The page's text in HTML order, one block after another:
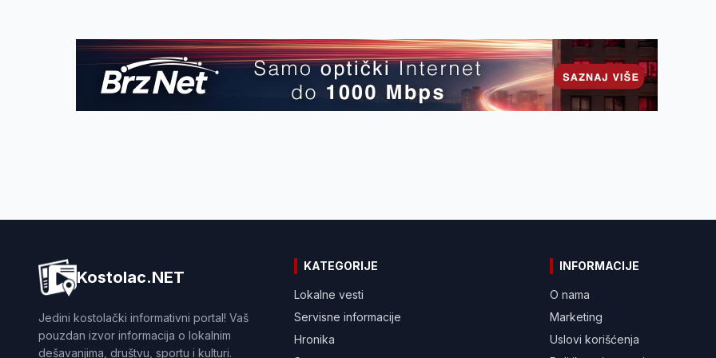
Kostolac.NET
Jedini kostolački informativni portal! Vaš
pouzdan izvor informacija o lokalnim
dešavanjima, društvu, sportu i kulturi.
KATEGORIJE
Lokalne vesti
Servisne informacije
Hronika
INFORMACIJE
O nama
Marketing
Uslovi korišćenja